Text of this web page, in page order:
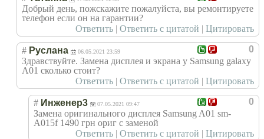
Добрый день, пожскажите пожалуйста, вы ремонтируете
телефон если он на гарантии?
Ответить | Ответить с цитатой | Цитировать
0
# Руслана 06.05.2021 23:59
Здравствуйте. Замена дисплея и экрана у Samsung galaxy
A01 сколько стоит?
Ответить | Ответить с цитатой | Цитировать
0
# Инженер3 07.05.2021 09:47
Замена оригинального дисплея Samsung A01 sm-
A015f 1490 грн ориг с заменой
Ответить | Ответить с цитатой | Цитировать